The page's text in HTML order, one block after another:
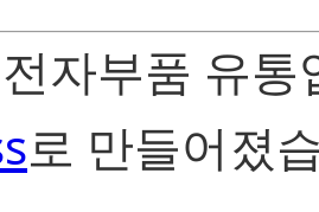
자부품 유
로 만들어졌